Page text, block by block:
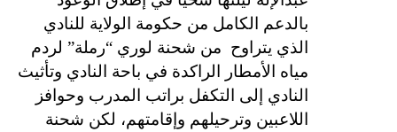
بالدعم الكامل من حكومة الولاية للنادي
الذي يتراوح من شحنة لوري “رملة” لردم
مياه الأمطار الراكدة في باحة النادي وتأثيث
النادي إلى التكفل براتب المدرب وحوافز
اللاعبين وترحيلهم وإقامتهم، لكن شحنة